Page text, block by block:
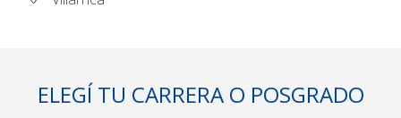
ELEGÍ TU CARRERA O POSGRADO